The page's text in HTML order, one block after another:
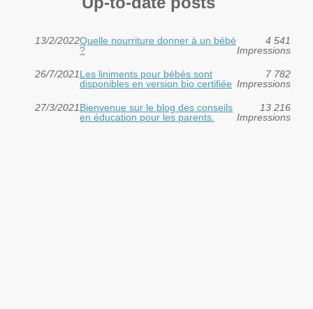
13/2/2022Quelle nourriture donner à un bébé
?
4 541
Impressions
26/7/2021Les liniments pour bébés sont
disponibles en version bio certifiée
7 782
Impressions
27/3/2021Bienvenue sur le blog des conseils
en éducation pour les parents.
13 216
Impressions